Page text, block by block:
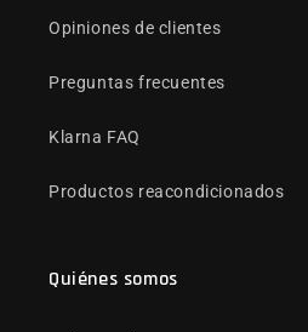
Opiniones de clientes
Preguntas frecuentes
Klarna FAQ
Productos reacondicionados
Quiénes somos